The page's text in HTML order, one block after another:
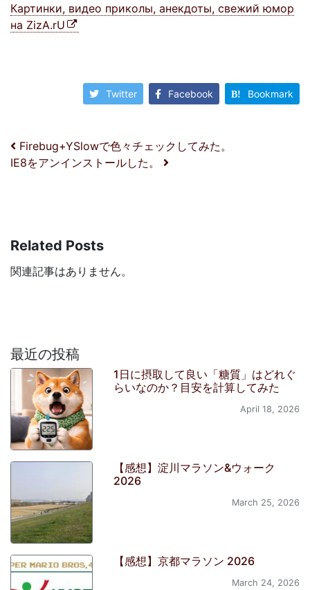
Картинки, видео приколы, анекдоты, свежий юмор
на ZizA.rU
Twitter Facebook Bookmark
投稿ナビゲーション
Firebug+YSlowで色々チェックしてみた。
IE8をアンインストールした。
Related Posts
関連記事はありません。
最近の投稿
1日に摂取して良い「糖質」はどれぐ
らいなのか？目安を計算してみた
April 18, 2026
【感想】淀川マラソン&ウォーク
2026
March 25, 2026
【感想】京都マラソン 2026
March 24, 2026